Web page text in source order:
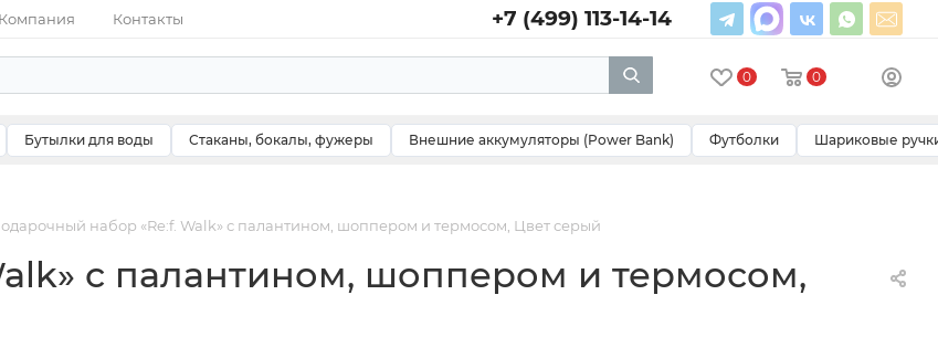
Компания Контакты +7 (499) 113-14-14
0 0
Бутылки для воды Стаканы, бокалы, фужеры Внешние аккумуляторы (Power Bank) Футболки Шариковые
набор «Re:f. Walk» с палантином, шоппером и термосом, Цвет серый
с палантином, шоппером и термосом,